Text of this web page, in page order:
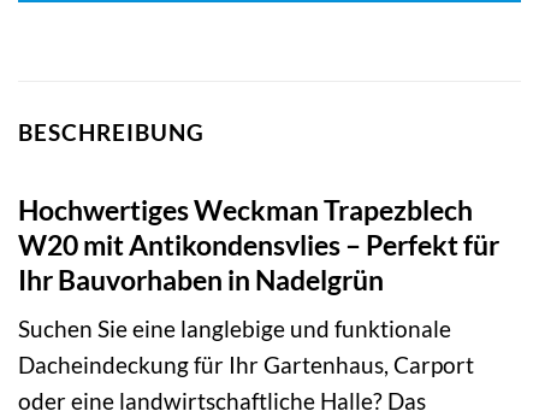
BESCHREIBUNG
Hochwertiges Weckman Trapezblech
W20 mit Antikondensvlies – Perfekt für
Ihr Bauvorhaben in Nadelgrün
Suchen Sie eine langlebige und funktionale
Dacheindeckung für Ihr Gartenhaus, Carport
oder eine landwirtschaftliche Halle? Das